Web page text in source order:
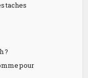
taches
?
pour